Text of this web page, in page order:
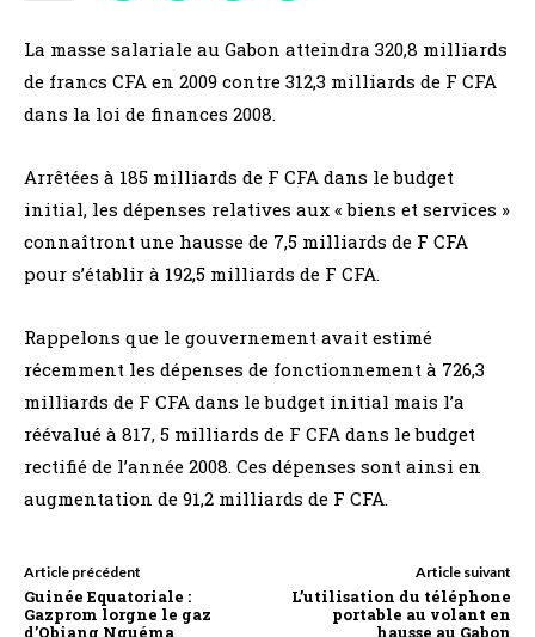
La masse salariale au Gabon atteindra 320,8 milliards
de francs CFA en 2009 contre 312,3 milliards de F CFA
dans la loi de finances 2008.
Arrêtées à 185 milliards de F CFA dans le budget
initial, les dépenses relatives aux « biens et services »
connaîtront une hausse de 7,5 milliards de F CFA
pour s’établir à 192,5 milliards de F CFA.
Rappelons que le gouvernement avait estimé
récemment les dépenses de fonctionnement à 726,3
milliards de F CFA dans le budget initial mais l’a
réévalué à 817, 5 milliards de F CFA dans le budget
rectifié de l’année 2008. Ces dépenses sont ainsi en
augmentation de 91,2 milliards de F CFA.
Article précédent
Guinée Equatoriale :
Gazprom lorgne le gaz
d’Obiang Nguéma
Article suivant
L’utilisation du téléphone
portable au volant en
hausse au Gabon